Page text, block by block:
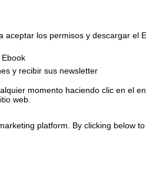
aceptar los permisos y descargar el
y recibir sus newsletter
momento haciendo clic en el
web.
platform. By clicking below